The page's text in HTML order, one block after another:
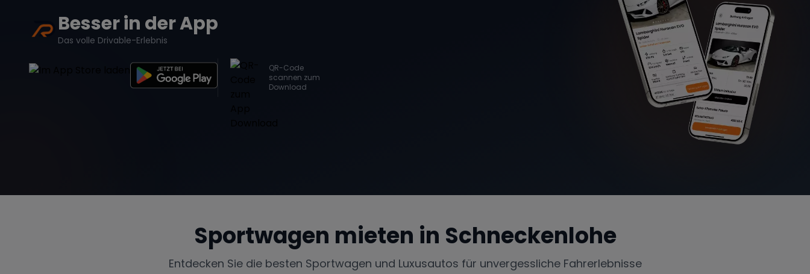
Besser in der App
Das volle Drivable-Erlebnis
QR-Code
scannen zum
Download
Sportwagen mieten in Schneckenlohe
Entdecken Sie die besten Sportwagen und Luxusautos für unvergessliche Fahrerlebnisse